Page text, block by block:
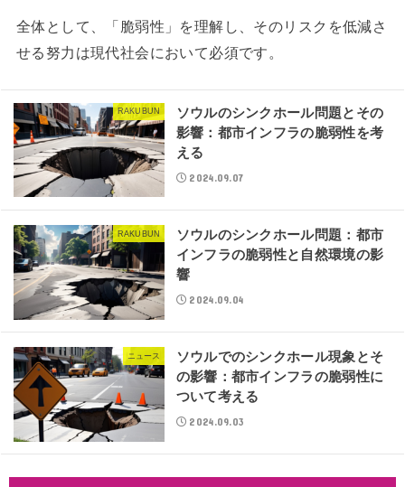
全体として、「脆弱性」を理解し、そのリスクを低減さ
せる努力は現代社会において必須です。
RAKUBUN
ソウルのシンクホール問題とその
影響：都市インフラの脆弱性を考
える
2024.09.07
RAKUBUN
ソウルのシンクホール問題：都市
インフラの脆弱性と自然環境の影
響
2024.09.04
ニュース
ソウルでのシンクホール現象とそ
の影響：都市インフラの脆弱性に
ついて考える
2024.09.03